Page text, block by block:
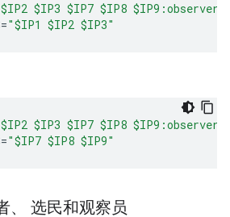
$IP3 $IP7 $IP8 $IP9:observer"
="$IP1 $IP2 $IP3"
$IP3 $IP7 $IP8 $IP9:observer"
="$IP7 $IP8 $IP9"
、 选民和观察员